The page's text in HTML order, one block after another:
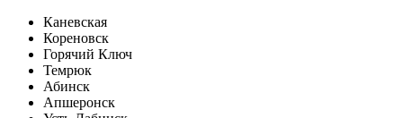
Каневская
Кореновск
Горячий Ключ
Темрюк
Абинск
Апшеронск